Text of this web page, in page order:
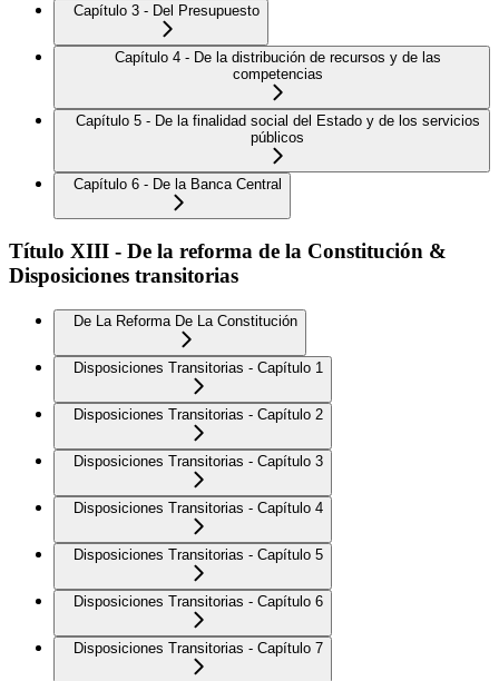
Capítulo 3 - Del Presupuesto
Capítulo 4 - De la distribución de recursos y de las
competencias
Capítulo 5 - De la finalidad social del Estado y de los servicios
públicos
Capítulo 6 - De la Banca Central
Título XIII - De la reforma de la Constitución &
Disposiciones transitorias
De La Reforma De La Constitución
Disposiciones Transitorias - Capítulo 1
Disposiciones Transitorias - Capítulo 2
Disposiciones Transitorias - Capítulo 3
Disposiciones Transitorias - Capítulo 4
Disposiciones Transitorias - Capítulo 5
Disposiciones Transitorias - Capítulo 6
Disposiciones Transitorias - Capítulo 7